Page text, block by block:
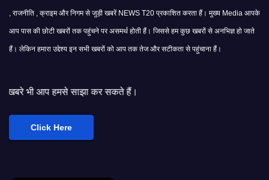
, राजनीति , क्राइम और निगम से जुड़ी खबरें NEWS T20 प्रकाशित करता हैं। मुख्य Media आपके
आप पास की छोटी खबरों तक पहुंचने पर असमर्थ होती हैं। जिससे हम कुछ खबरों से अनभिज्ञ हो जाते
हैं। लेकिन हमारा उद्देश्य इन सभी खबरों को आप तक तेज और सटीकता से पहुंचाना हैं।
कर सकते हैं।
Click Here